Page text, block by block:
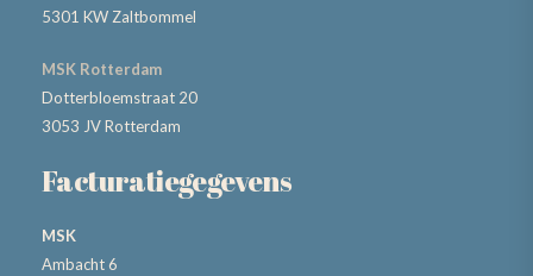
5301 KW Zaltbommel
MSK Rotterdam
Dotterbloemstraat 20
3053 JV Rotterdam
Facturatiegegevens
MSK
Ambacht 6